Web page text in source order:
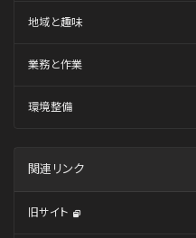
地域と趣味
業務と作業
環境整備
関連リンク
旧サイト